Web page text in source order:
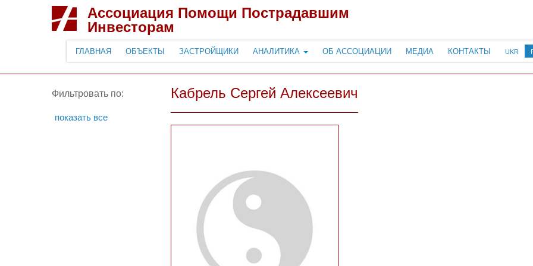
Ассоциация Помощи Пострадавшим
Инвесторам
ГЛАВНАЯ ОБЪЕКТЫ ЗАСТРОЙЩИКИ АНАЛИТИКА ОБ АССОЦИАЦИИ МЕДИА КОНТАКТЫ UKR
Фильтровать по:
показать все
Кабрель Сергей Алексеевич